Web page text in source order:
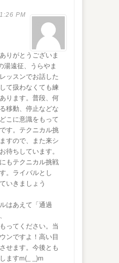
PM
りがとうございま
湯遠征、うらやま
ッスンでお話した
て扱わなくても練
ります。普段、何
移動、停止などな
こに意識をもって
す。テクニカル挑
すので、また来シ
待ちしています。
もテクニカル挑戦
。ライバルとし
いきましょう
はあえて「通過
ってください。当
ンですよ！高い目
せます。今後とも
ますm(_ _)m